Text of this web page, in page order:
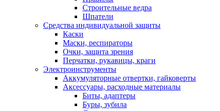
Строительные ведра
Шпатели
Средства индивидуальной защиты
Каски
Маски, респираторы
Очки, защита зрения
Перчатки, рукавицы, краги
Электроинструменты
Аккумуляторные отвертки, гайковерты
Аксессуары, расходные материалы
Биты, адаптеры
Буры, зубила